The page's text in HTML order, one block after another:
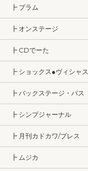
┣ プラム
┣ オンステージ
┣ CDでーた
┣ ショックス●ヴィシャス
┣ バックステージ・パス
┣ シンプジャーナル
┣ 月刊カドカワ/ブレス
┣ ムジカ